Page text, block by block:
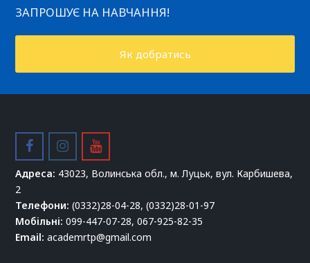
ЗАПРОШУЄ НА НАВЧАННЯ!
Як добратись
facebookinstagram
youtube
Адреса: 43023, Волинська обл., м. Луцьк, вул. Карбишева,
2
Телефони: (0332)28-04-28, (0332)28-01-97
Мобільні: 099-447-07-28, 067-925-82-35
Email: academrtp@gmail.com